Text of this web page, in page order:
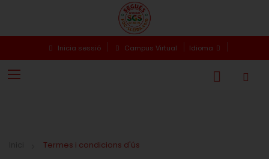
Inicia sessió Campus Virtual Idioma
Termes i condicions d'ús